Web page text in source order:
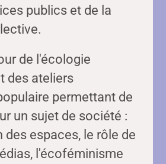
publics et de la
de l'écologie
des ateliers
permettant de
un sujet de société :
des espaces, le rôle de
l'écoféminisme